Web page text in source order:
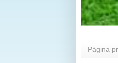
Página